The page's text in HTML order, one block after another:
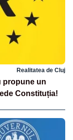
Realitatea de Cluj
propune un
Constituția!